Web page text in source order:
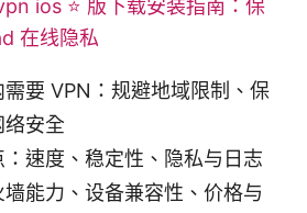
ios ⭐ 版下载安装指南：保
在线隐私
要 VPN：规避地域限制、保
安全
速度、稳定性、隐私与日志
能力、设备兼容性、价格与